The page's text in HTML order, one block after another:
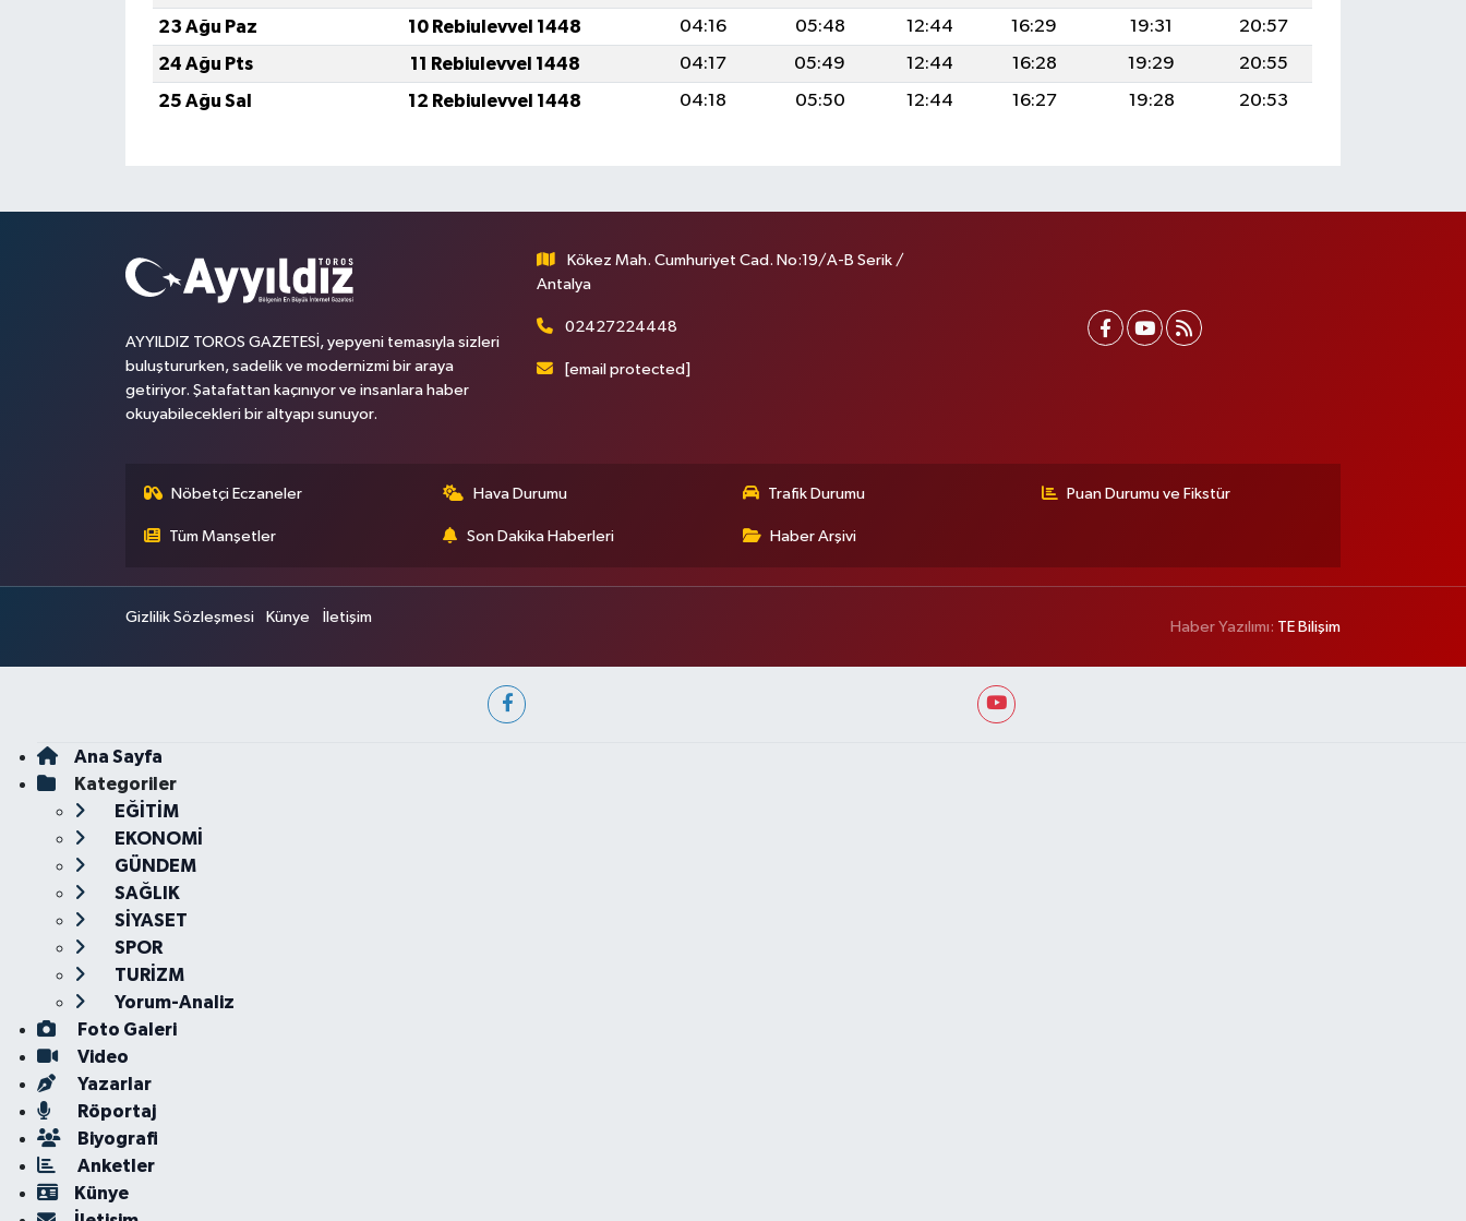
23 Ağu Paz
10 Rebiulevvel 1448 04:16 05:48 12:44 16:29 19:31
20:57
24 Ağu Pts
11 Rebiulevvel 1448 04:17 05:49 12:44 16:28 19:29
20:55
25 Ağu Sal
12 Rebiulevvel 1448 04:18 05:50 12:44 16:27 19:28 20:53
AYYILDIZ TOROS GAZETESİ, yepyeni temasıyla sizleri
buluştururken, sadelik ve modernizmi bir araya
getiriyor. Şatafattan kaçınıyor ve insanlara haber
okuyabilecekleri bir altyapı sunuyor.
Kökez Mah. Cumhuriyet Cad. No:19/A-B Serik /
Antalya
02427224448
[email protected]
Nöbetçi Eczaneler Hava Durumu Trafik Durumu Puan Durumu ve Fikstür
Tüm Manşetler Son Dakika Haberleri Haber Arşivi
Gizlilik Sözleşmesi Künye İletişim
Haber Yazılımı: TE Bilişim
Ana Sayfa
Kategoriler
EĞİTİM
EKONOMİ
GÜNDEM
SAĞLIK
SİYASET
SPOR
TURİZM
Yorum-Analiz
Foto Galeri
Video
Yazarlar
Röportaj
Biyografi
Anketler
Künye